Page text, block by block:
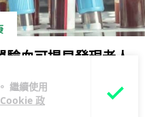
繼續使用
Cookie 政
血可提早發現老人